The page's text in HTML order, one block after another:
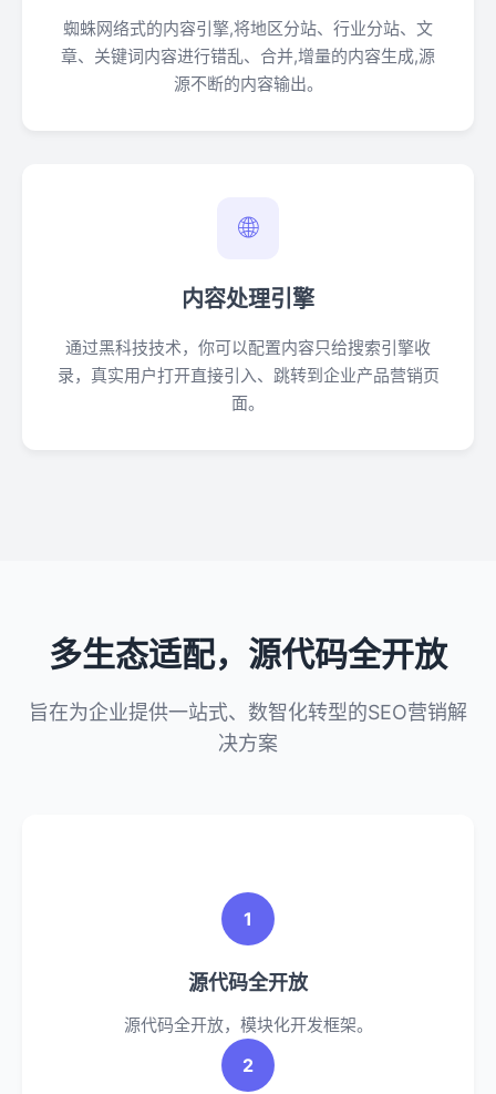
蜘蛛网络式的内容引擎,将地区分站、行业分站、文
章、关键词内容进行错乱、合并,增量的内容生成,源
源不断的内容输出。
🌐
内容处理引擎
通过黑科技技术，你可以配置内容只给搜索引擎收
录，真实用户打开直接引入、跳转到企业产品营销页
面。
多生态适配，源代码全开放
旨在为企业提供一站式、数智化转型的SEO营销解
决方案
1
源代码全开放
源代码全开放，模块化开发框架。
2